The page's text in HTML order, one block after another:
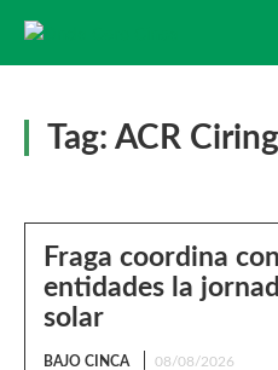
Tag: ACR
Fraga coordina
entidades la
solar
BAJO CINCA 08/08/2026